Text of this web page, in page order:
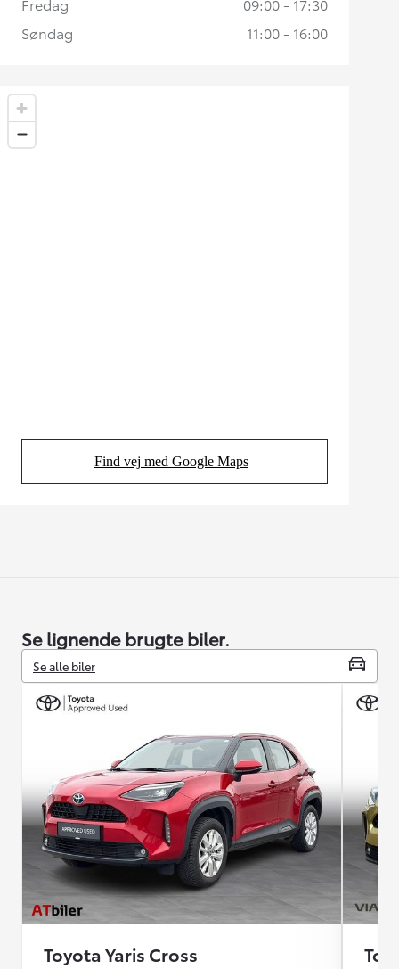
Find vej med Google Maps
(Opens in new tab)
Søndag
11:00 - 16:00
Se lignende brugte biler.
Se alle biler
Toyota Yaris Cross